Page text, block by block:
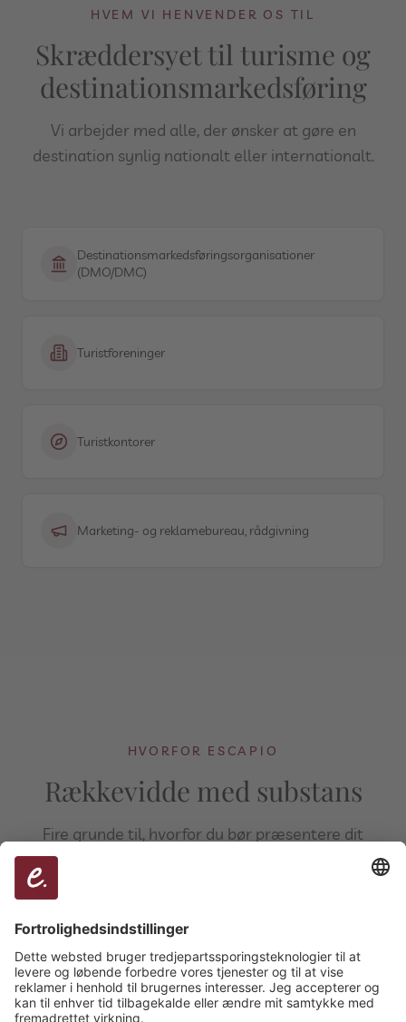
HVEM VI HENVENDER OS TIL
Skræddersyet til turisme og
destinationsmarkedsføring
Vi arbejder med alle, der ønsker at gøre en
destination synlig nationalt eller internationalt.
Destinationsmarkedsføringsorganisationer
(DMO/DMC)
Turistforeninger
Turistkontorer
Marketing- og reklamebureau, rådgivning
HVORFOR ESCAPIO
Rækkevidde med substans
Fire grunde til, hvorfor du bør præsentere dit
brand på escapio, den etablerede partner inden
SAMARBEJDE MED DISSE KENDTE BRANDS